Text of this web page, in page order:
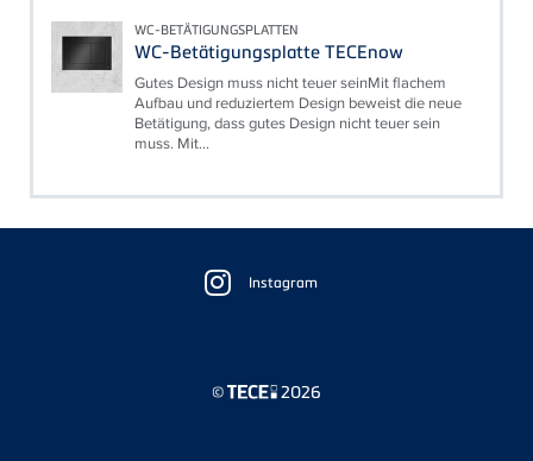
WC-BETÄTIGUNGSPLATTEN
WC-Betätigungsplatte TECEnow
Gutes Design muss nicht teuer seinMit flachem
Aufbau und reduziertem Design beweist die neue
Betätigung, dass gutes Design nicht teuer sein
muss. Mit...
Instagram
© 2026